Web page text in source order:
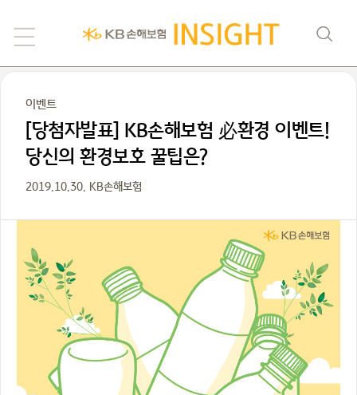
이벤트
[당첨자발표] KB손해보험 必환경 이벤트!
당신의 환경보호 꿀팁은?
2019.10.30. KB손해보험